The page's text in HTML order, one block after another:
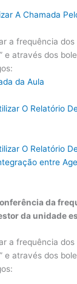
A Chamada
a frequência
e através dos
da Aula
O Relatório
O Relatório
entre
da
da unidade
a frequência
e através dos